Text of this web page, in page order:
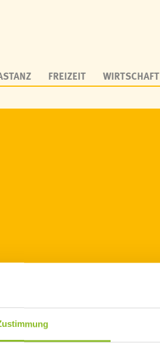
FREIZEIT WIRTSCHAFT
der Frastanzer Senioren